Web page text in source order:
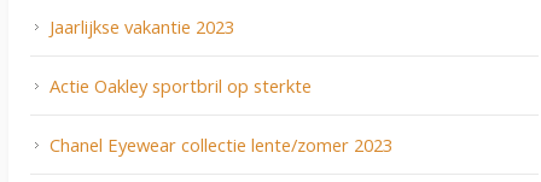
Jaarlijkse vakantie 2023
Actie Oakley sportbril op sterkte
Chanel Eyewear collectie lente/zomer 2023